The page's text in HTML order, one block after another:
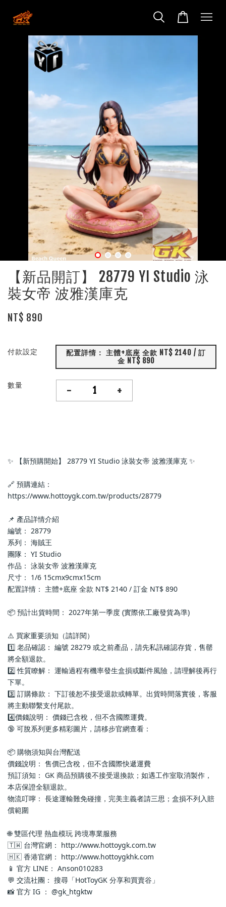
【新品開訂】 28779 YI Studio 泳
裝女帝 波雅漢庫克
NT$ 890
付款設定
配置詳情： 主體+底座 全款 NT$ 2140 / 訂
金 NT$ 890
數量 - +
✨ 【新預購開始】 28779 YI Studio 泳裝女帝 波雅漢庫克 ✨
🔗 預購連結：
https://www.hottoygk.com.tw/products/28779
📌 產品詳情介紹
編號： 28779
系列： 海賊王
團隊： YI Studio
作品： 泳裝女帝 波雅漢庫克
尺寸： 1/6 15cmx9cmx15cm
配置詳情： 主體+底座 全款 NT$ 2140 / 訂金 NT$ 890
📦 預計出貨時間： 2027年第一季度 (實際依工廠發貨為準)
⚠️ 買家重要須知（請詳閱）
1️⃣ 老品確認： 編號 28279 或之前產品，請先私訊確認存貨，售罄
將全額退款。
2️⃣ 性質瞭解： 運輸過程有機率發生盒損或斷件風險，請理解後再行
下單。
3️⃣ 訂購條款： 下訂後恕不接受退款或轉單。出貨時間落實後，客服
將主動聯繫支付尾款。
4️⃣價錢說明： 價錢已含稅，但不含國際運費。
🔞 可脫系列更多精彩圖片，請移步官網查看：
📦 購物須知與台灣配送
價錢說明： 售價已含稅，但不含國際快遞運費
預訂須知： GK 商品預購後不接受退換款；如遇工作室取消製作，
本店保證全額退款。
物流叮嚀： 長途運輸難免碰撞，完美主義者請三思；盒損不列入賠
償範圍
🌐 雙區代理 熱血模玩 跨境專業服務
🇹🇼 台灣官網： http://www.hottoygk.com.tw
🇭🇰 香港官網： http://www.hottoygkhk.com
📱 官方 LINE： Anson010283
💬 交流社團： 搜尋「HotToyGK 分享和買賣谷」
📸 官方 IG ： @gk_htgktw